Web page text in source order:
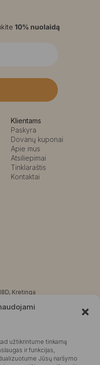
užtikrintume tinkamą
ir funkcijas,
Jūsų naršymo
10% nuolaidą
Klientams
Paskyra
Dovanų kuponai
Apie mus
Atsiliepimai
Tinklaraštis
Kontaktai
Kretinga
Atsiliepimai